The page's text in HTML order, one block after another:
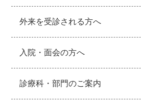
外来を受診される方へ
入院・面会の方へ
診療科・部門のご案内